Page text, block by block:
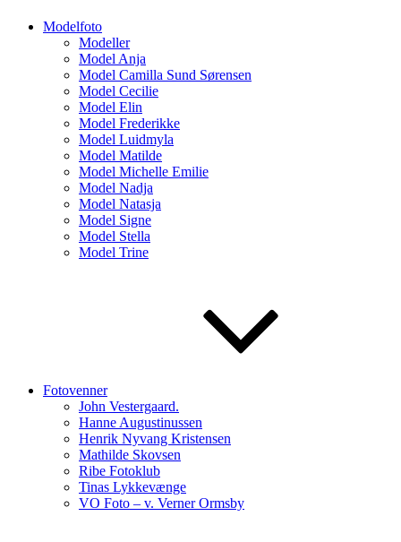
Modelfoto
Modeller
Model Anja
Model Camilla Sund Sørensen
Model Cecilie
Model Elin
Model Frederikke
Model Luidmyla
Model Matilde
Model Michelle Emilie
Model Nadja
Model Natasja
Model Signe
Model Stella
Model Trine
Fotovenner
John Vestergaard.
Hanne Augustinussen
Henrik Nyvang Kristensen
Mathilde Skovsen
Ribe Fotoklub
Tinas Lykkevænge
VO Foto – v. Verner Ormsby